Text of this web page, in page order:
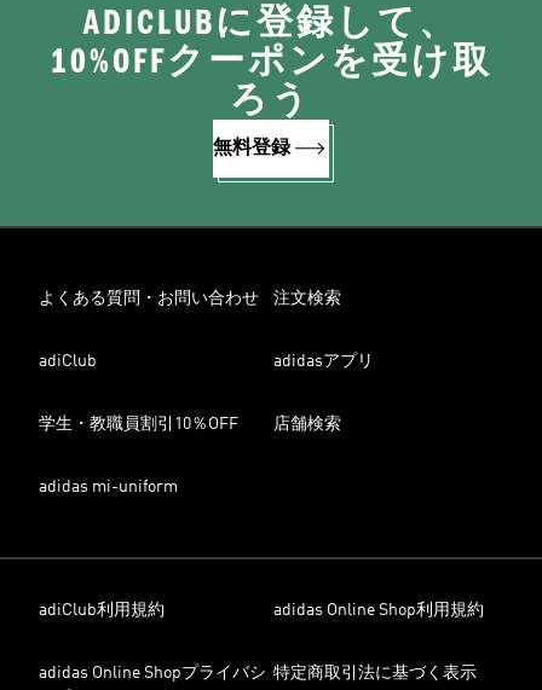
ADICLUBに登録して、
10%OFFクーポンを受け取
ろう
無料登録
よくある質問・お問い合わせ 注文検索
adiClub adidasアプリ
学生・教職員割引10％OFF 店舗検索
adidas mi-uniform
adiClub利用規約 adidas Online Shop利用規約
adidas Online Shopプライバシ 特定商取引法に基づく表示